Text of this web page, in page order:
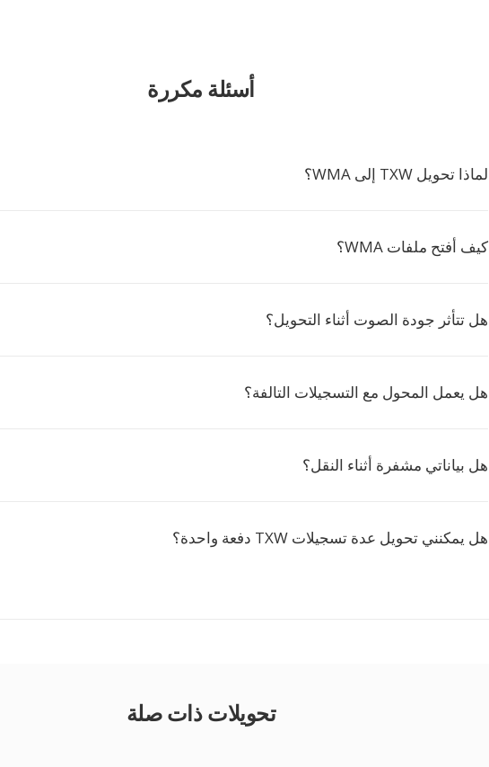
أسئلة مكررة
لماذا تحويل TXW إلى WMA؟
كيف أفتح ملفات WMA؟
هل تتأثر جودة الصوت أثناء التحويل؟
هل يعمل المحول مع التسجيلات التالفة؟
هل بياناتي مشفرة أثناء النقل؟
هل يمكنني تحويل عدة تسجيلات TXW دفعة واحدة؟
تحويلات ذات صلة